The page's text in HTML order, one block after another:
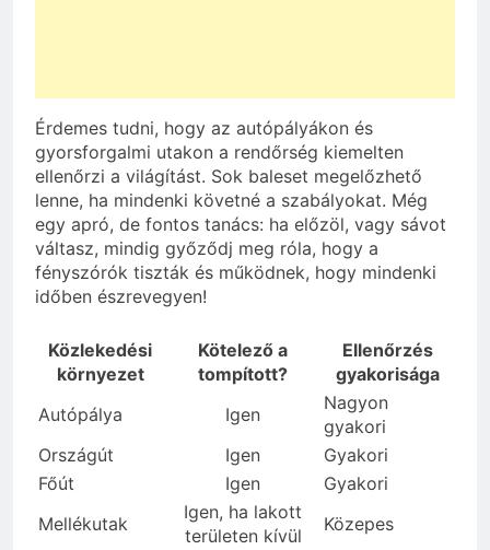
Érdemes tudni, hogy az autópályákon és
gyorsforgalmi utakon a rendőrség kiemelten
ellenőrzi a világítást. Sok baleset megelőzhető
lenne, ha mindenki követné a szabályokat. Még
egy apró, de fontos tanács: ha előzöl, vagy sávot
váltasz, mindig győződj meg róla, hogy a
fényszórók tiszták és működnek, hogy mindenki
időben észrevegyen!
Közlekedési
környezet
Kötelező a
tompított?
Ellenőrzés
gyakorisága
Autópálya
Igen
Nagyon
gyakori
Országút
Igen
Gyakori
Főút
Igen
Gyakori
Mellékutak
Igen, ha lakott
területen kívül
Közepes